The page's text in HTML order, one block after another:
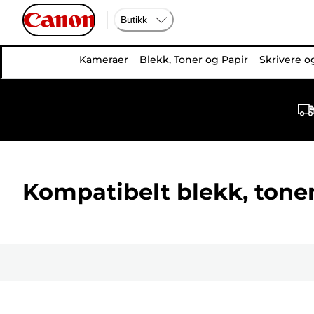
Butikk
Kameraer Blekk, Toner og Papir Skrivere
Kompatibelt blekk,